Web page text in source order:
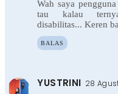
Wah saya
tau kalau
disabilitas... Keren
BALAS
YUSTRINI 28